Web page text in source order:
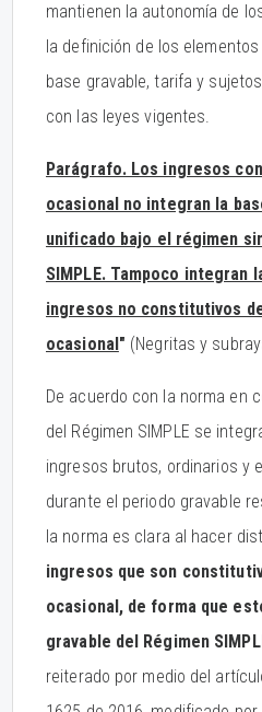
mantienen la autonomía de
la definición de los
base gravable, tarifa y
con las leyes vigentes.
Parágrafo. Los ingresos
ocasional no integran la
unificado bajo el régimen
SIMPLE. Tampoco integran
ingresos no constitutivos
ocasional" (Negritas y
De acuerdo con la norma en
del Régimen SIMPLE se
ingresos brutos, ordinarios y
durante el periodo gravable
la norma es clara al hacer
ingresos que son
ocasional, de forma que
gravable del Régimen
reiterado por medio del